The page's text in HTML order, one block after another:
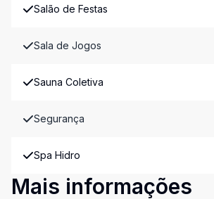
Salão de Festas
Sala de Jogos
Sauna Coletiva
Segurança
Spa Hidro
Mais informações